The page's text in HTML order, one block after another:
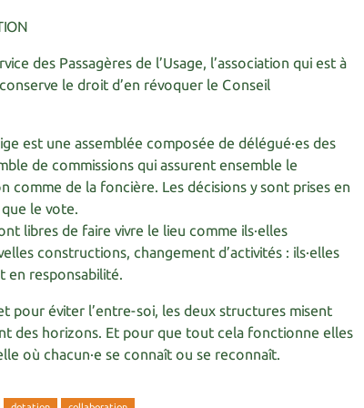
des Passagères de l’Usage, l’association qui est à
le droit d’en révoquer le Conseil
est une assemblée composée de délégué·es des
de commissions qui assurent ensemble le
comme de la foncière. Les décisions y sont prises en
le vote.
libres de faire vivre le lieu comme ils·elles
constructions, changement d’activités : ils·elles
en responsabilité.
pour éviter l’entre-soi, les deux structures misent
des horizons. Et pour que tout cela fonctionne elles
où chacun·e se connaît ou se reconnaît.